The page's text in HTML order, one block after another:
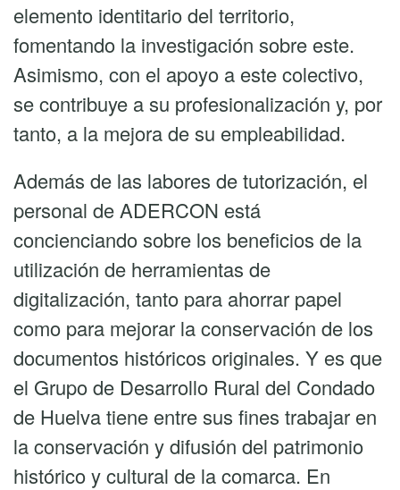
elemento identitario del territorio,
fomentando la investigación sobre este.
Asimismo, con el apoyo a este colectivo,
se contribuye a su profesionalización y, por
tanto, a la mejora de su empleabilidad.
Además de las labores de tutorización, el
personal de ADERCON está
concienciando sobre los beneficios de la
utilización de herramientas de
digitalización, tanto para ahorrar papel
como para mejorar la conservación de los
documentos históricos originales. Y es que
el Grupo de Desarrollo Rural del Condado
de Huelva tiene entre sus fines trabajar en
la conservación y difusión del patrimonio
histórico y cultural de la comarca. En